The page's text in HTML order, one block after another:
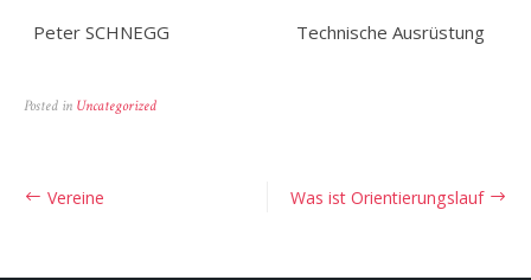
Peter SCHNEGG
Technische Ausrüstung
Posted in Uncategorized
Beitragsnavigation Was ist Orientierungslauf
Vereine